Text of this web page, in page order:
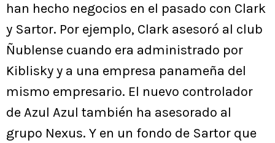
han hecho negocios en el pasado con Clark
y Sartor. Por ejemplo, Clark asesoró al club
Ñublense cuando era administrado por
Kiblisky y a una empresa panameña del
mismo empresario. El nuevo controlador
de Azul Azul también ha asesorado al
grupo Nexus. Y en un fondo de Sartor que